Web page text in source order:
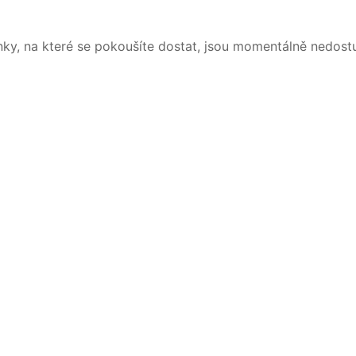
na které se pokoušíte dostat, jsou momentálně